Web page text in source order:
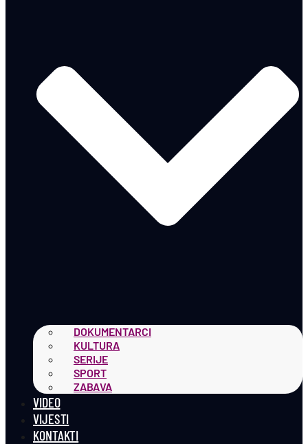
DOKUMENTARCI
KULTURA
SERIJE
SPORT
ZABAVA
VIDEO
VIJESTI
KONTAKTI